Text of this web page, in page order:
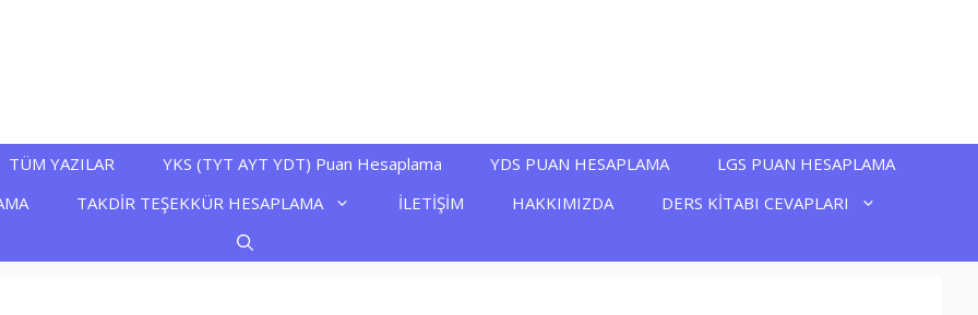
TÜM YAZILAR YKS (TYT AYT YDT) Puan Hesaplama YDS PUAN HESAPLAMA
LGS PUAN HESAPLAMA
TAKDİR TEŞEKKÜR HESAPLAMA İLETİŞİM HAKKIMIZDA DERS KİTABI CEVAPLARI